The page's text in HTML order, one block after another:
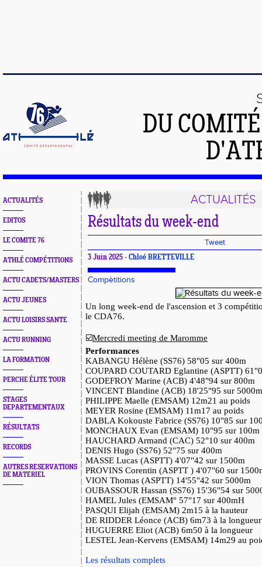
DU
ACTUALITÉS
EDITOS
LE COMITE 76
ATHLÉ COMPÉTITIONS
ACTU CADETS/MASTERS
ACTU JEUNES
ACTU LOISIRS SANTE
ACTU RUNNING
LA FORMATION
PERCHE ÉLITE TOUR
STAGES
DEPARTEMENTAUX
RÉSULTATS
RECORDS
AUTRES RESERVATIONS
DE MATERIEL
ACTUALITÉS
Résultats du week-end
Tweet
3 Juin 2025 - Chloé BRETTEVILLE
Compètitions
Un long week-end de l'ascension et 3
le CDA76.
☑️Mercredi meeting de Maromme
Performances
KABANGU Hélène (SS76) 58"05 sur 400m
COUPARD COUTARD Eglantine (ASPTT)
GODEFROY Marine (ACB) 4'48"94 sur 800m
VINCENT Blandine (ACB) 18'25"95 sur
PHILIPPE Maelle (EMSAM) 12m21 au poids
MEYER Rosine (EMSAM) 11m17 au poids
DABLA Kokouste Fabrice (SS76) 10"85 sur
MONCHAUX Evan (EMSAM) 10"95 sur 100m
HAUCHARD Armand (CAC) 52"10 sur 400m
DENIS Hugo (SS76) 52"75 sur 400m
MASSE Lucas (ASPTT) 4'07"42 sur 1500m
PROVINS Corentin (ASPTT ) 4'07"60 sur
VION Thomas (ASPTT) 14'55"42 sur 5000m
OUBASSOUR Hassan (SS76) 15'36"54 sur
HAMEL Jules (EMSAM° 57"17 sur 400mH
PASQUI Elijah (EMSAM) 2m15 à la hauteur
DE RIDDER Léonce (ACB) 6m73 à la longueur
HUGUERRE Eliot (ACB) 6m50 à la longueur
LESTEL Jean-Kervens (EMSAM) 14m29 au
Les résultats complets